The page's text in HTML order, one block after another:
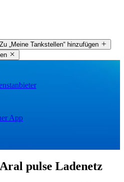
Zu „Meine Tankstellen“ hinzufügen
App
pulse Ladenetz